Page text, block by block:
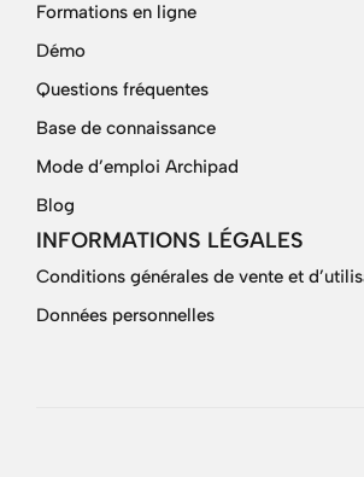
Formations en ligne
Démo
Questions fréquentes
Base de connaissance
Mode d’emploi Archipad
Blog
INFORMATIONS LÉGALES
Conditions générales de vente et
Données personnelles